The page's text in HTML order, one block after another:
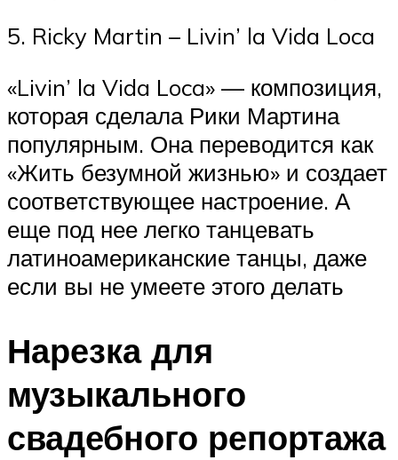
5. Ricky Martin – Livin’ la Vida Loca
«Livin’ la Vida Loca» — композиция,
которая сделала Рики Мартина
популярным. Она переводится как
«Жить безумной жизнью» и создает
соответствующее настроение. А
еще под нее легко танцевать
латиноамериканские танцы, даже
если вы не умеете этого делать
Нарезка для
музыкального
свадебного репортажа